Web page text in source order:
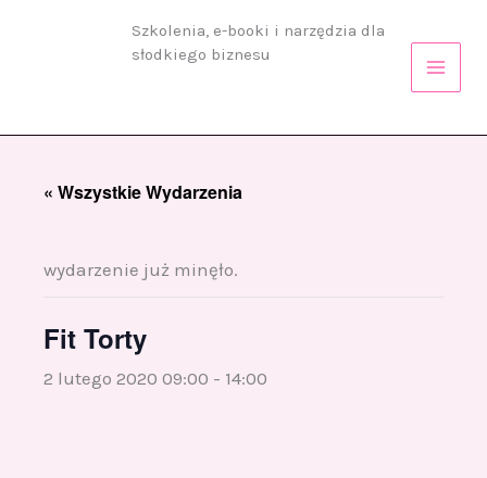
Szkolenia, e-booki i narzędzia dla
słodkiego biznesu
« Wszystkie Wydarzenia
wydarzenie już minęło.
Fit Torty
2 lutego 2020 09:00 - 14:00